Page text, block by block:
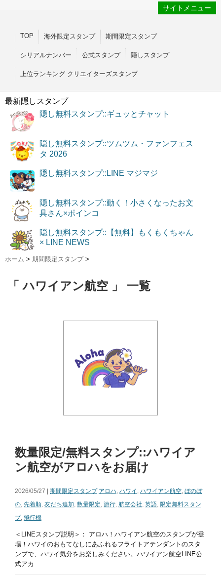
サイトメニュー
TOP 海外限定スタンプ 期間限定スタンプ
シリアルナンバー 公式スタンプ 隠しスタンプ
上位ランキング クリエイターズスタンプ
最新隠しスタンプ
隠し無料スタンプ::ギュッとチャット
隠し無料スタンプ::ツムツム・ファンフェス
タ 2026
隠し無料スタンプ::LINE マジマジ
隠し無料スタンプ::動く！小さくなったお文
具さん×ポインコ
隠し無料スタンプ::【無料】もくもくちゃん
× LINE NEWS
ホーム > 期間限定スタンプ >
「 ハワイアン航空 」 一覧
数量限定/無料スタンプ::ハワイア
ン航空がアロハをお届け
2026/05/27 | 期間限定スタンプ アロハ, ハワイ , ハワイアン航空, ぼのぼ
の, 先着順, 友だち追加, 数量限定, 旅行, 航空会社, 英語, 限定無料スタン
プ, 飛行機
＜LINEスタンプ説明＞： アロハ！ハワイアン航空のスタンプが登
場！ハワイのおもてなしにあふれるフライトアテンダントのスタ
ンプで、ハワイ気分をお楽しみください。ハワイアン航空LINE公
式アカ